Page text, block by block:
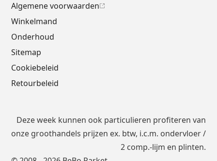
Algemene voorwaarden
Winkelmand
Onderhoud
Sitemap
Cookiebeleid
Retourbeleid
Deze week kunnen ook particulieren profiteren van
onze groothandels prijzen ex. btw, i.c.m. ondervloer/
2 comp.-lijm en plinten.